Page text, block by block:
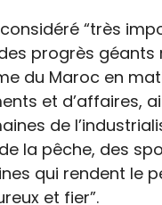
“très
progrès géants
du Maroc en
et d’affaires,
de
la pêche, des
qui rendent le
et fier”.